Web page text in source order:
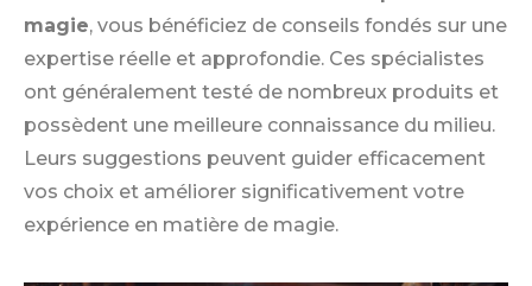
magie, vous bénéficiez de conseils fondés sur une
expertise réelle et approfondie. Ces spécialistes
ont généralement testé de nombreux produits et
possèdent une meilleure connaissance du milieu.
Leurs suggestions peuvent guider efficacement
vos choix et améliorer significativement votre
expérience en matière de magie.